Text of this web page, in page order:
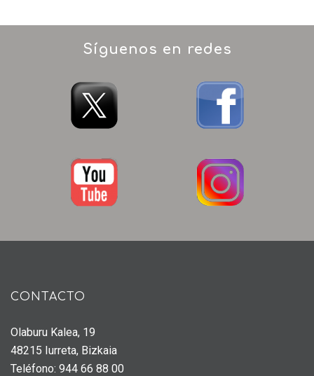
Síguenos en redes
CONTACTO
Olaburu Kalea, 19
48215 Iurreta, Bizkaia
Teléfono: 944 66 88 00